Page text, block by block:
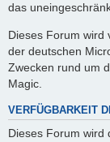
das
Dieses Forum wird
der deutschen
Zwecken rund um
Magic.
VERFÜGBARKEIT
Dieses Forum wird